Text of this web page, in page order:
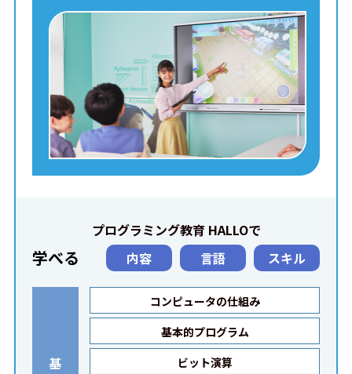
プログラミング教育 HALLOで
学べる 内容 言語 スキル
基
コンピュータの仕組み
基本的プログラム
ビット演算